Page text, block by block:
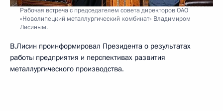
Рабочая встреча с председателем совета директоров ОАО
«Новолипецкий металлургический комбинат» Владимиром
Лисиным.
В.Лисин проинформировал Президента о результатах
работы предприятия и перспективах развития
металлургического производства.